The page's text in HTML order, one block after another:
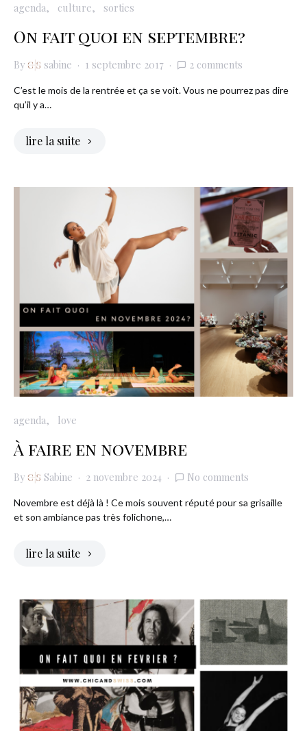
agenda culture sorties
On fait quoi en septembre?
By sabine 1 septembre 2017 2 comments
C’est le mois de la rentrée et ça se voit. Vous ne pourrez pas dire
qu’il y a…
lire la suite
agenda love
À faire en novembre
By Sabine 2 novembre 2024 No comments
Novembre est déjà là ! Ce mois souvent réputé pour sa grisaille
et son ambiance pas très folichone,…
lire la suite